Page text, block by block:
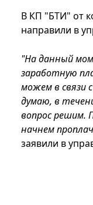
В КП "БТИ" от
направили в
"На данный
заработную
можем в связи
думаю, в
вопрос решим.
начнем
заявили в